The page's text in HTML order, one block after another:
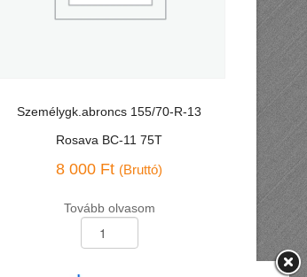
Személygk.abroncs 155/70-R-13
Rosava BC-11 75T
8 000 Ft (Bruttó)
Tovább olvasom
Személygk.abroncs